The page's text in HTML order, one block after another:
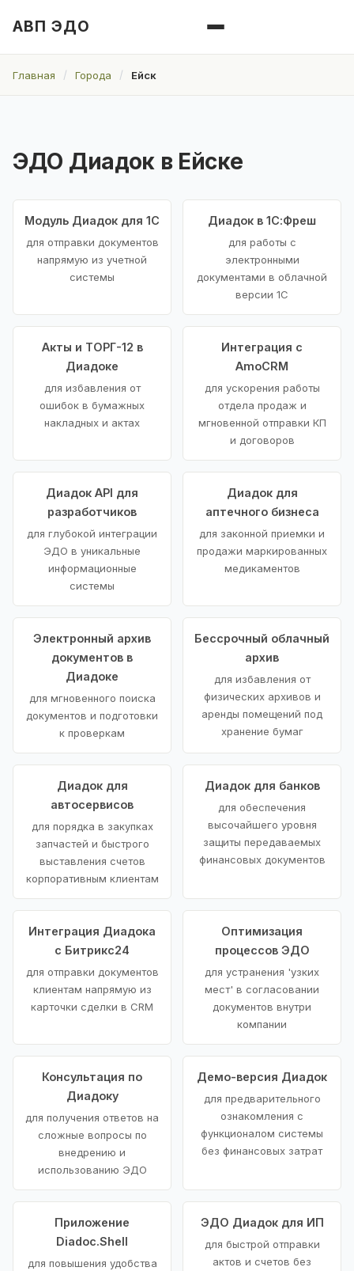
АВП ЭДО
Главная Города Ейск
ЭДО Диадок в Ейске
Модуль Диадок для 1С
для отправки документов
напрямую из учетной
системы
Диадок в 1С:Фреш
для работы с
электронными
документами в облачной
версии 1С
Акты и ТОРГ-12 в
Диадоке
для избавления от
ошибок в бумажных
накладных и актах
Интеграция с
AmoCRM
для ускорения работы
отдела продаж и
мгновенной отправки КП
и договоров
Диадок API для
разработчиков
для глубокой интеграции
ЭДО в уникальные
информационные
системы
Диадок для
аптечного бизнеса
для законной приемки и
продажи маркированных
медикаментов
Электронный архив
документов в
Диадоке
для мгновенного поиска
документов и подготовки
к проверкам
Бессрочный облачный
архив
для избавления от
физических архивов и
аренды помещений под
хранение бумаг
Диадок для
автосервисов
для порядка в закупках
запчастей и быстрого
выставления счетов
корпоративным клиентам
Диадок для банков
для обеспечения
высочайшего уровня
защиты передаваемых
финансовых документов
Интеграция Диадока
с Битрикс24
для отправки документов
клиентам напрямую из
карточки сделки в CRM
Оптимизация
процессов ЭДО
для устранения 'узких
мест' в согласовании
документов внутри
компании
Консультация по
Диадоку
для получения ответов на
сложные вопросы по
внедрению и
использованию ЭДО
Демо-версия Диадок
для предварительного
ознакомления с
функционалом системы
без финансовых затрат
Приложение
Diadoc.Shell
для повышения удобства
ЭДО Диадок для ИП
для быстрой отправки
актов и счетов без